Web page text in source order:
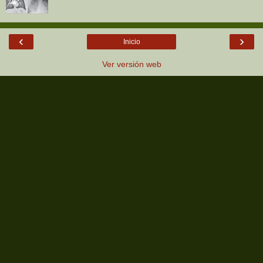
‹ ›
Inicio
Ver versión web